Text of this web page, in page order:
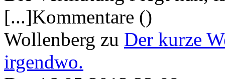
[...]Kommentare ()
Wollenberg zu Der kurze
irgendwo.